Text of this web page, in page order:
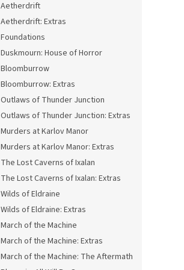
Aetherdrift
Aetherdrift: Extras
Foundations
Duskmourn: House of Horror
Bloomburrow
Bloomburrow: Extras
Outlaws of Thunder Junction
Outlaws of Thunder Junction: Extras
Murders at Karlov Manor
Murders at Karlov Manor: Extras
The Lost Caverns of Ixalan
The Lost Caverns of Ixalan: Extras
Wilds of Eldraine
Wilds of Eldraine: Extras
March of the Machine
March of the Machine: Extras
March of the Machine: The Aftermath